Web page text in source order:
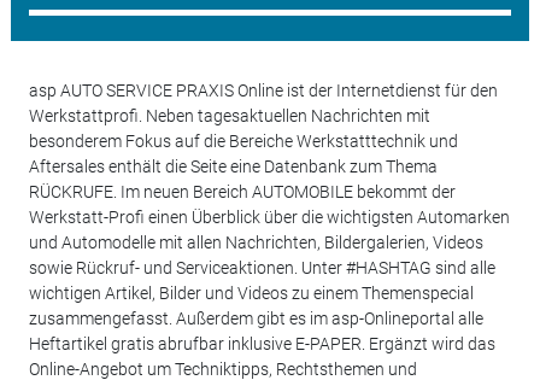
asp AUTO SERVICE PRAXIS Online ist der Internetdienst für den
Werkstattprofi. Neben tagesaktuellen Nachrichten mit
besonderem Fokus auf die Bereiche Werkstatttechnik und
Aftersales enthält die Seite eine Datenbank zum Thema
RÜCKRUFE. Im neuen Bereich AUTOMOBILE bekommt der
Werkstatt-Profi einen Überblick über die wichtigsten Automarken
und Automodelle mit allen Nachrichten, Bildergalerien, Videos
sowie Rückruf- und Serviceaktionen. Unter #HASHTAG sind alle
wichtigen Artikel, Bilder und Videos zu einem Themenspecial
zusammengefasst. Außerdem gibt es im asp-Onlineportal alle
Heftartikel gratis abrufbar inklusive E-PAPER. Ergänzt wird das
Online-Angebot um Techniktipps, Rechtsthemen und